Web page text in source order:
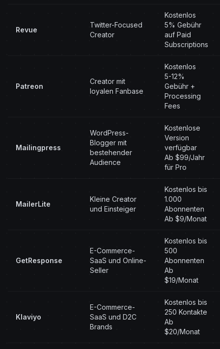
Revue
Twitter-Focused
Creator
Kostenlos
5% Gebühr
auf Paid
Subscriptions
Patreon
Creator mit
loyalen Fanbase
Kostenlos
5-12%
Gebühr +
Processing
Fees
Mailingpress
WordPress-
Blogger mit
bestehender
Audience
Kostenlose
Version
verfügbar
Ab $99/Jahr
für Pro
MailerLite
Kleine Creator
und Einsteiger
Kostenlos bis
1.000
Abonnenten
Ab $9/Monat
GetResponse
E-Commerce-
SaaS und Online-
Seller
Kostenlos bis
500
Abonnenten
Ab
$19/Monat
Klaviyo
E-Commerce-
SaaS und D2C
Brands
Kostenlos bis
250 Kontakte
Ab
$20/Monat